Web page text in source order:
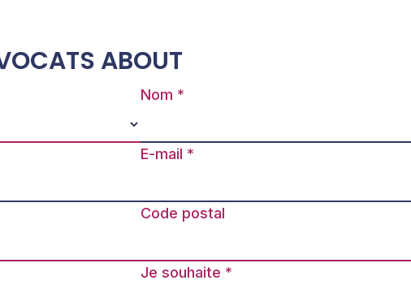
ABOUT
Nom
E-mail
Code postal
Je souhaite